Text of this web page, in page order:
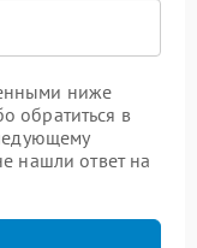
ниже
обратиться в
нашли ответ на